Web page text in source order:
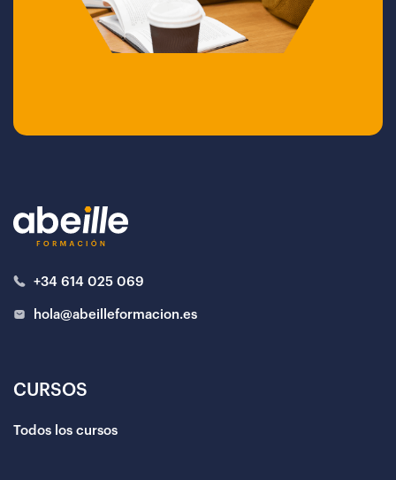
+34 614 025 069
hola@abeilleformacion.es
CURSOS
Todos los cursos